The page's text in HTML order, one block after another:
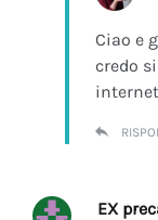
Ciao e
credo
EX